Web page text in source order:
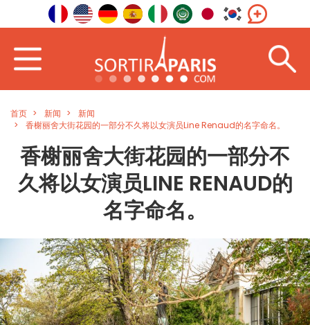
首页 新闻
新闻
香榭丽舍大街花园的一部分不久将以女演员Line Renaud的名字命名。
香榭丽舍大街花园的一部分不
久将以女演员LINE RENAUD的
名字命名。